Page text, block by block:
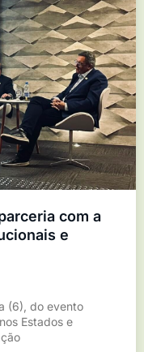
com a
e
(6), do evento
Estados e